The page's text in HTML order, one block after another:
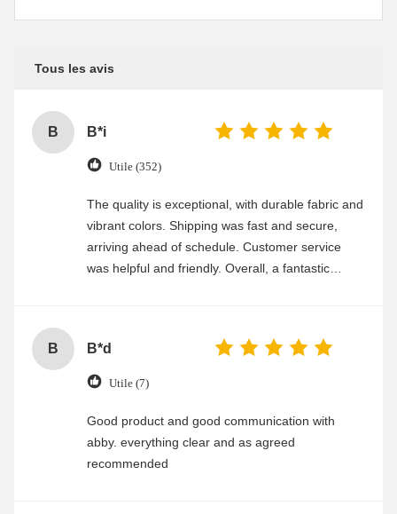
Tous les avis
B B*i
Utile (352)
The quality is exceptional, with durable fabric and
vibrant colors. Shipping was fast and secure,
arriving ahead of schedule. Customer service
was helpful and friendly. Overall, a fantastic
B B*d
Utile (7)
Good product and good communication with
abby. everything clear and as agreed
recommended